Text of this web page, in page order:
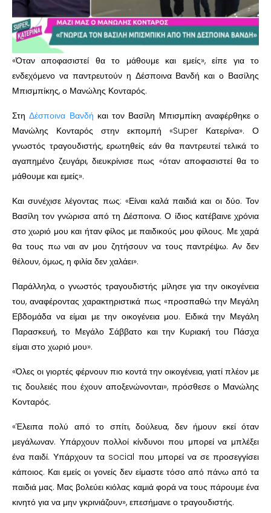
«Όταν αποφασιστεί θα το μάθουμε και εμείς», είπε για το
ενδεχόμενο να παντρευτούν η Δέσποινα Βανδή και ο Βασίλης
Μπισμπίκης, ο Μανώλης Κονταρός.
ΣτηΔέσποινα Βανδή και τον Βασίλη Μπισμπίκη αναφέρθηκε ο
Μανώλης Κονταρός στην εκπομπή «Super Κατερίνα». Ο
γνωστός τραγουδιστής, ερωτηθείς εάν θα παντρευτεί τελικά το
αγαπημένο ζευγάρι, διευκρίνισε πως «όταν αποφασιστεί θα το
μάθουμε και εμείς».
Και συνέχισε λέγοντας πως: «Είναι καλά παιδιά και οι δύο. Τον
Βασίλη τον γνώρισα από τη Δέσποινα. Ο ίδιος κατέβαινε χρόνια
στο χωριό μου και ήταν φίλος με παιδικούς μου φίλους. Με χαρά
θα τους πω ναι αν μου ζητήσουν να τους παντρέψω. Αν δεν
θέλουν, όμως, η φιλία δεν χαλάει».
Παράλληλα, ο γνωστός τραγουδιστής μίλησε για την οικογένεια
του, αναφέροντας χαρακτηριστικά πως «προσπαθώ την Μεγάλη
Εβδομάδα να είμαι με την οικογένεια μου. Ειδικά την Μεγάλη
Παρασκευή, το Μεγάλο Σάββατο και την Κυριακή του Πάσχα
είμαι στο χωριό μου».
«Όλες οι γιορτές φέρνουν πιο κοντά την οικογένεια, γιατί πλέον με
τις δουλειές που έχουν αποξενώνονται», πρόσθεσε ο Μανώλης
Κονταρός.
«Έλειπα πολύ από το σπίτι, δούλευα, δεν ήμουν εκεί όταν
μεγάλωναν. Υπάρχουν πολλοί κίνδυνοι που μπορεί να μπλέξει
ένα παιδί. Υπάρχουν τα social που μπορεί να σε προσεγγίσει
κάποιος. Και εμείς οι γονείς δεν είμαστε τόσο από πάνω από τα
παιδιά μας. Μας βολεύει κιόλας καμιά φορά να τους πάρουμε ένα
κινητό για να μην γκρινιάζουν», επεσήμανε ο τραγουδιστής.